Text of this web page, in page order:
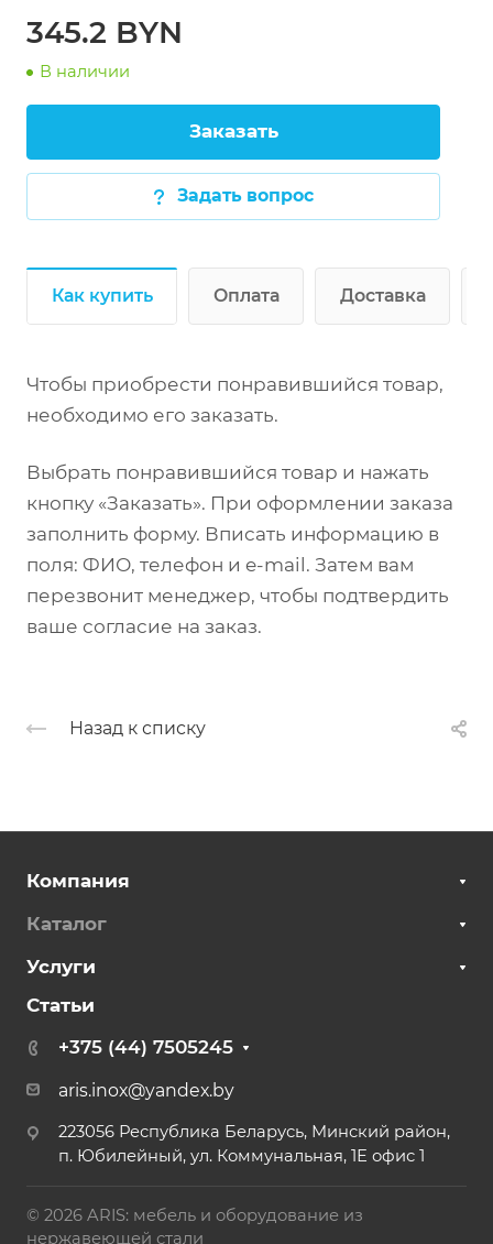
345.2 BYN
В наличии
Заказать
Задать вопрос
Как купить Оплата Доставка
Чтобы приобрести понравившийся товар,
необходимо его заказать.
Выбрать понравившийся товар и нажать
кнопку «Заказать». При оформлении заказа
заполнить форму. Вписать информацию в
поля: ФИО, телефон и e-mail. Затем вам
перезвонит менеджер, чтобы подтвердить
ваше согласие на заказ.
Назад к списку
Компания
Каталог
Услуги
Статьи
+375 (44) 7505245
aris.inox@yandex.by
223056 Республика Беларусь, Минский район,
п. Юбилейный, ул. Коммунальная, 1Е офис 1
© 2026 ARIS: мебель и оборудование из
нержавеющей стали